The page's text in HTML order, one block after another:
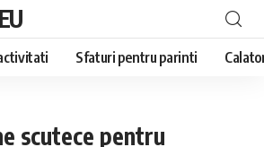
Sfaturi pentru parinti
scutece pentru